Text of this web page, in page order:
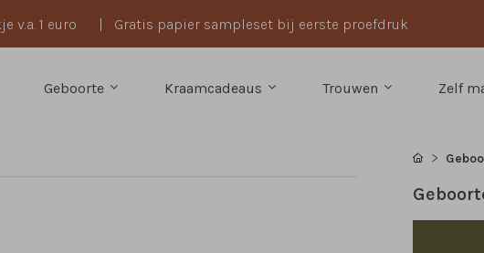
v.a. 1 euro | Gratis papier sampleset bij eerste proefdruk
Geboorte Kraamcadeaus Trouwen Zelf